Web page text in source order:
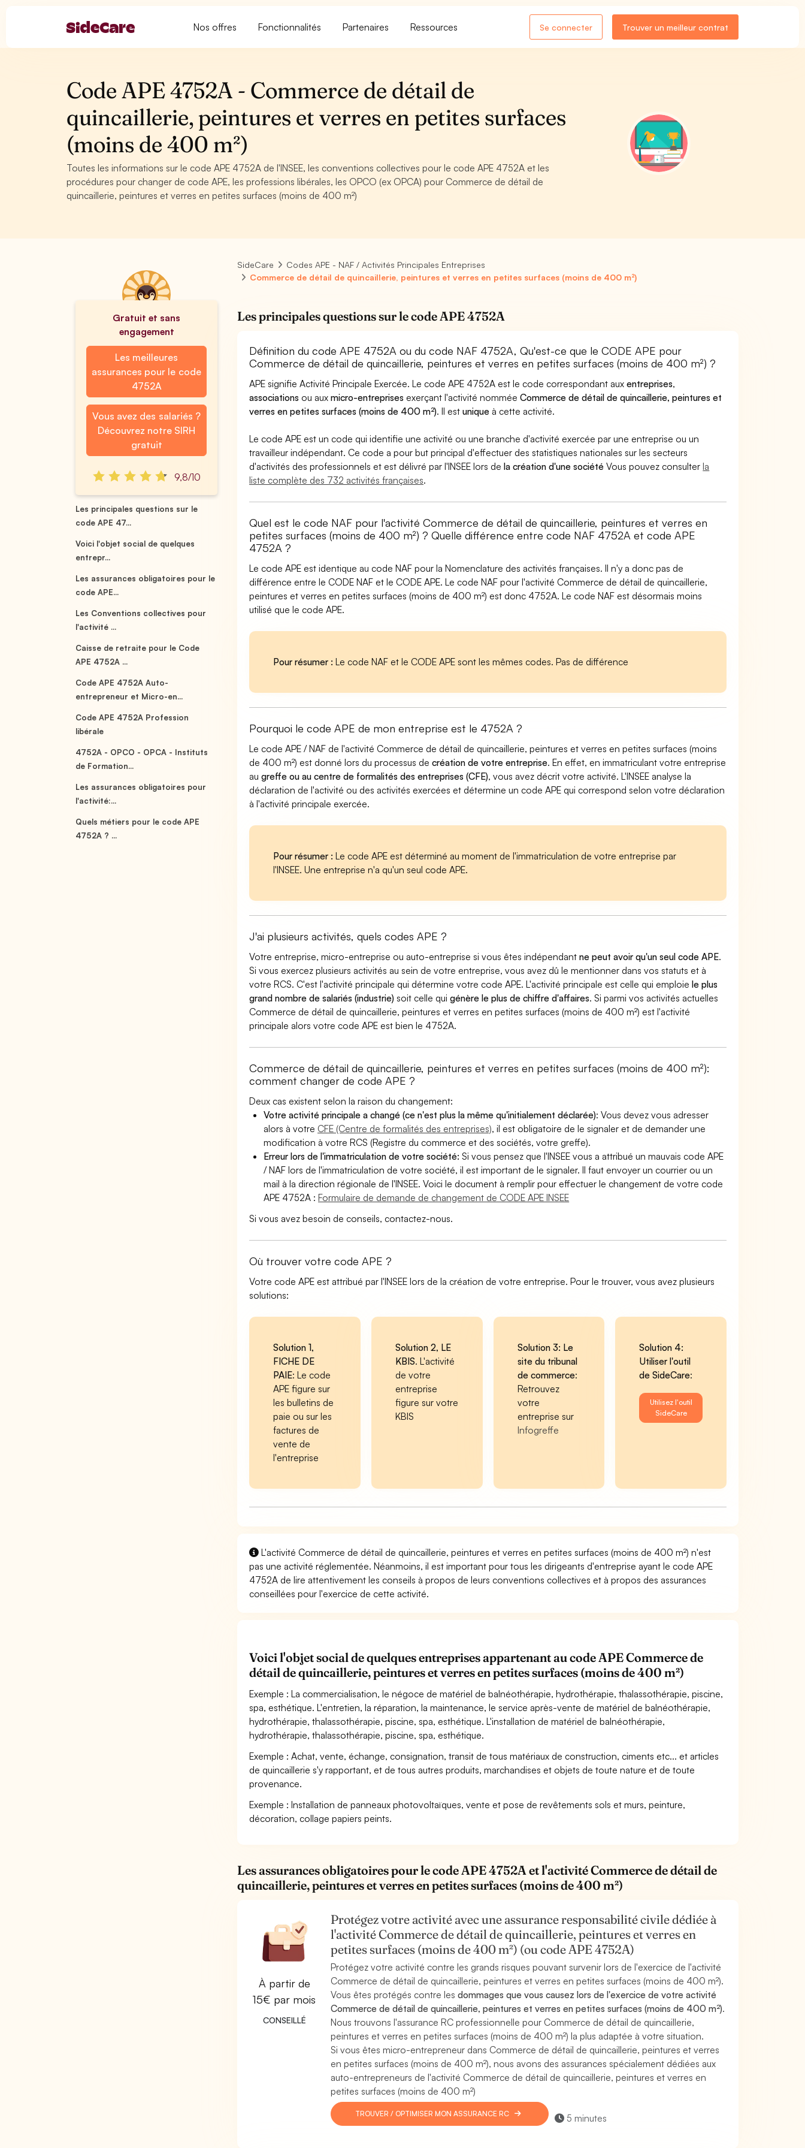
Nos offres Fonctionnalités Partenaires Ressources Se connecter Trouver un meilleur contrat
Code APE 4752A - Commerce de détail de
quincaillerie, peintures et verres en petites surfaces
(moins de 400 m²)
Toutes les informations sur le code APE 4752A de l'INSEE, les conventions collectives pour le code APE 4752A et les
procédures pour changer de code APE, les professions libérales, les OPCO (ex OPCA) pour Commerce de détail de
quincaillerie, peintures et verres en petites surfaces (moins de 400 m²)
Gratuit et sans
engagement
Les meilleures
assurances pour le code
4752A
Vous avez des salariés ?
Découvrez notre SIRH
gratuit
9,8/10
Les principales questions sur le
code APE 47...
Voici l'objet social de quelques
entrepr...
Les assurances obligatoires pour le
code APE...
Les Conventions collectives pour
l'activité ...
Caisse de retraite pour le Code
APE 4752A ...
Code APE 4752A Auto-
entrepreneur et Micro-en...
Code APE 4752A Profession
libérale
4752A - OPCO - OPCA - Instituts
de Formation...
Les assurances obligatoires pour
l'activité:...
Quels métiers pour le code APE
4752A ? ...
SideCare
Codes APE - NAF / Activités Principales Entreprises
Commerce de détail de quincaillerie, peintures et verres en petites surfaces (moins de 400 m²)
Les principales questions sur le code APE 4752A
Définition du code APE 4752A ou du code NAF 4752A, Qu'est-ce que le CODE APE pour
Commerce de détail de quincaillerie, peintures et verres en petites surfaces (moins de 400 m²) ?
APE signifie Activité Principale Exercée. Le code APE 4752A est le code correspondant auxentreprises,
associations ou auxmicro-entreprises exerçant l'activité nomméeCommerce de détail de quincaillerie, peintures et
verres en petites surfaces (moins de 400 m²). Il estunique à cette activité.
Le code APE est un code qui identifie une activité ou une branche d'activité exercée par une entreprise ou un
travailleur indépendant. Ce code a pour but principal d'effectuer des statistiques nationales sur les secteurs
d'activités des professionnels et est délivré par l'INSEE lors dela création d'une société Vous pouvez consulterla
liste complète des 732 activités françaises.
Quel est le code NAF pour l'activité Commerce de détail de quincaillerie, peintures et verres en
petites surfaces (moins de 400 m²) ? Quelle différence entre code NAF 4752A et code APE
4752A ?
Le code APE est identique au code NAF pour la Nomenclature des activités françaises. Il n'y a donc pas de
différence entre le CODE NAF et le CODE APE. Le code NAF pour l'activité Commerce de détail de quincaillerie,
peintures et verres en petites surfaces (moins de 400 m²) est donc 4752A. Le code NAF est désormais moins
utilisé que le code APE.
Pour résumer : Le code NAF et le CODE APE sont les mêmes codes. Pas de différence
Pourquoi le code APE de mon entreprise est le 4752A ?
Le code APE / NAF de l'activité Commerce de détail de quincaillerie, peintures et verres en petites surfaces (moins
de 400 m²) est donné lors du processus decréation de votre entreprise. En effet, en immatriculant votre entreprise
augreffe ou au centre de formalités des entreprises (CFE), vous avez décrit votre activité. L'INSEE analyse la
déclaration de l'activité ou des activités exercées et détermine un code APE qui correspond selon votre déclaration
à l'activité principale exercée.
Pour résumer : Le code APE est déterminé au moment de l'immatriculation de votre entreprise par
l'INSEE. Une entreprise n'a qu'un seul code APE.
J'ai plusieurs activités, quels codes APE ?
Votre entreprise, micro-entreprise ou auto-entreprise si vous êtes indépendantne peut avoir qu'un seul code APE.
Si vous exercez plusieurs activités au sein de votre entreprise, vous avez dû le mentionner dans vos statuts et à
votre RCS. C'est l'activité principale qui détermine votre code APE. L'activité principale est celle qui emploiele plus
grand nombre de salariés (industrie) soit celle quigénère le plus de chiffre d'affaires. Si parmi vos activités actuelles
Commerce de détail de quincaillerie, peintures et verres en petites surfaces (moins de 400 m²) est l'activité
principale alors votre code APE est bien le 4752A.
Commerce de détail de quincaillerie, peintures et verres en petites surfaces (moins de 400 m²):
comment changer de code APE ?
Deux cas existent selon la raison du changement:
Votre activité principale a changé (ce n'est plus la même qu'initialement déclarée): Vous devez vous adresser
alors à votre CFE (Centre de formalités des entreprises), il est obligatoire de le signaler et de demander une
modification à votre RCS (Registre du commerce et des sociétés, votre greffe).
Erreur lors de l'immatriculation de votre société:Si vous pensez que l'INSEE vous a attribué un mauvais code APE
/ NAF lors de l'immatriculation de votre société, il est important de le signaler. Il faut envoyer un courrier ou un
mail à la direction régionale de l'INSEE. Voici le document à remplir pour effectuer le changement de votre code
APE 4752A :Formulaire de demande de changement de CODE APE INSEE
Si vous avez besoin de conseils, contactez-nous.
Où trouver votre code APE ?
Votre code APE est attribué par l'INSEE lors de la création de votre entreprise. Pour le trouver, vous avez plusieurs
solutions:
Solution 1,
FICHE DE
PAIE: Le code
APE figure sur
les bulletins de
paie ou sur les
factures de
vente de
l'entreprise
Solution 2, LE
KBIS. L'activité
de votre
entreprise
figure sur votre
KBIS
Solution 3: Le
site du tribunal
de commerce:
Retrouvez
votre
entreprise sur
Infogreffe
Solution 4:
Utiliser l'outil
de SideCare:
Utilisez l'outil
SideCare
L'activité Commerce de détail de quincaillerie, peintures et verres en petites surfaces (moins de 400 m²) n'est
pas une activité réglementée. Néanmoins, il est important pour tous les dirigeants d'entreprise ayant le code APE
4752A de lire attentivement les conseils à propos de leurs conventions collectives et à propos des assurances
conseillées pour l'exercice de cette activité.
Voici l'objet social de quelques entreprises appartenant au code APE Commerce de
détail de quincaillerie, peintures et verres en petites surfaces (moins de 400 m²)
Exemple : La commercialisation, le négoce de matériel de balnéothérapie, hydrothérapie, thalassothérapie, piscine,
spa, esthétique. L'entretien, la réparation, la maintenance, le service après-vente de matériel de balnéothérapie,
hydrothérapie, thalassothérapie, piscine, spa, esthétique. L'installation de matériel de balnéothérapie,
hydrothérapie, thalassothérapie, piscine, spa, esthétique.
Exemple : Achat, vente, échange, consignation, transit de tous matériaux de construction, ciments etc... et articles
de quincaillerie s'y rapportant, et de tous autres produits, marchandises et objets de toute nature et de toute
provenance.
Exemple : Installation de panneaux photovoltaïques, vente et pose de revêtements sols et murs, peinture,
décoration, collage papiers peints.
Les assurances obligatoires pour le code APE 4752A et l'activité Commerce de détail de
quincaillerie, peintures et verres en petites surfaces (moins de 400 m²)
À partir de
15€ par mois
CONSEILLÉ
Protégez votre activité avec une assurance responsabilité civile dédiée à
l'activité Commerce de détail de quincaillerie, peintures et verres en
petites surfaces (moins de 400 m²) (ou code APE 4752A)
Protégez votre activité contre les grands risques pouvant survenir lors de l'exercice de l'activité
Commerce de détail de quincaillerie, peintures et verres en petites surfaces (moins de 400 m²).
Vous êtes protégés contre les dommages que vous causez lors de l'exercice de votre activité
Commerce de détail de quincaillerie, peintures et verres en petites surfaces (moins de 400 m²).
Nous trouvons l'assurance RC professionnelle pour Commerce de détail de quincaillerie,
peintures et verres en petites surfaces (moins de 400 m²) la plus adaptée à votre situation.
Si vous êtes micro-entrepreneur dans Commerce de détail de quincaillerie, peintures et verres
en petites surfaces (moins de 400 m²), nous avons des assurances spécialement dédiées aux
auto-entrepreneurs de l'activité Commerce de détail de quincaillerie, peintures et verres en
petites surfaces (moins de 400 m²)
TROUVER / OPTIMISER MON ASSURANCE RC 5 minutes